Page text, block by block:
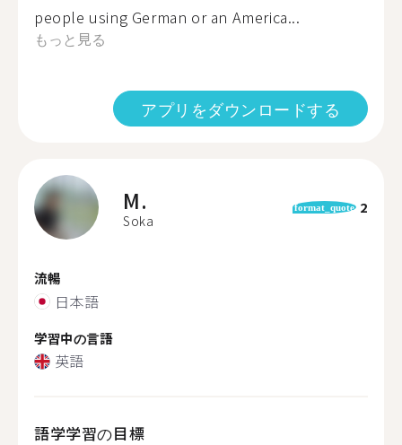
people using German or an America...
もっと見る
アプリをダウンロードする
M.
Soka
format_quote 2
流暢
日本語
学習中の言語
英語
語学学習の目標